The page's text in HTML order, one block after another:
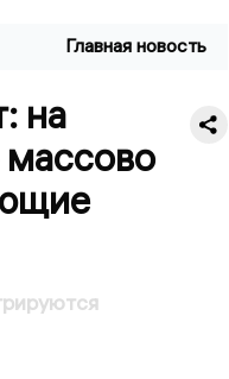
Главная новость
на